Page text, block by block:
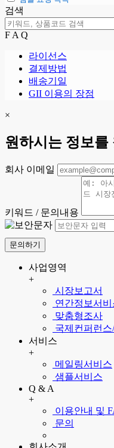
검색
F A Q
라이선스
결제방법
배송기일
GII 이용의 장점
×
원하시는 정보를
회사 이메일
키워드 / 문의내용
문의하기
사업영역
+
시장보고서
연간정보서비
맞춤형조사
국제컨퍼런스
서비스
+
메일링서비스
샘플서비스
Q & A
+
이용안내 및
문의